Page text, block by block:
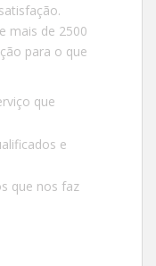
mais de 2500
para o que
que
e
que nos faz